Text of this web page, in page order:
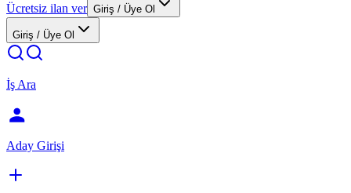
Ücretsiz ilan ver Giriş / Üye Ol
Giriş / Üye Ol
İş Ara
Aday Girişi